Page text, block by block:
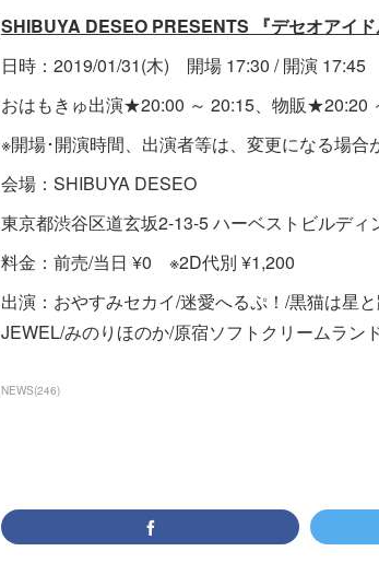
SHIBUYA DESEO PRESENTS 『デセオアイド
日時：2019/01/31(木) 開場 17:30 / 開演 17:45
おはもきゅ出演★20:00 ～ 20:15、物販★20:20
※開場･開演時間、出演者等は、変更になる場合
会場：SHIBUYA DESEO
東京都渋谷区道玄坂2-13-5 ハーベストビルデ
料金：前売/当日 ¥0 ※2D代別 ¥1,200
出演：おやすみセカイ/迷愛へるぷ！/黒猫は星
JEWEL/みのりほのか/原宿ソフトクリームラン
NEWS(246)